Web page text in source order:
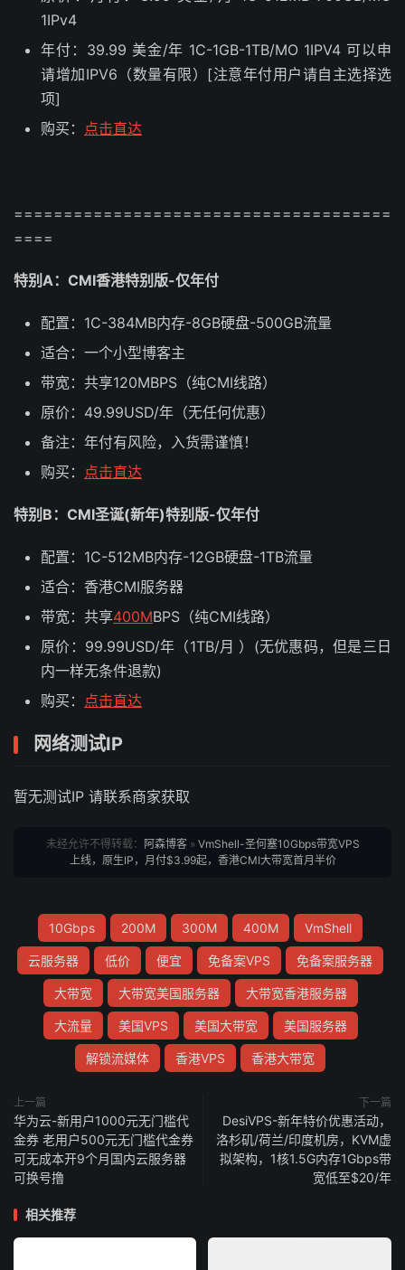
1IPv4
年付：39.99 美金/年 1C-1GB-1TB/MO 1IPV4 可以申
请增加IPV6（数量有限）[注意年付用户请自主选择选
项]
购买： 点击直达
======================================
====
特别A： CMI香港特别版-仅年付
配置：1C-384MB内存-8GB硬盘-500GB流量
适合：一个小型博客主
带宽：共享120MBPS（纯CMI线路）
原价：49.99USD/年（无任何优惠）
备注：年付有风险，入货需谨慎！
购买： 点击直达
特别B： CMI圣诞(新年)特别版-仅年付
配置：1C-512MB内存-12GB硬盘-1TB流量
适合：香港CMI服务器
带宽：共享400MBPS（纯CMI线路）
原价：99.99USD/年（1TB/月 ）(无优惠码，但是三日
内一样无条件退款)
购买： 点击直达
网络测试IP
暂无测试IP 请联系商家获取
未经允许不得转载： 阿森博客» VmShell-圣何塞10Gbps带宽VPS
上线，原生IP，月付$3.99起，香港CMI大带宽首月半价
10Gbps 200M 300M 400M VmShell
云服务器 低价 便宜 免备案VPS 免备案服务器
大带宽 大带宽美国服务器 大带宽香港服务器
大流量 美国VPS 美国大带宽 美国服务器
解锁流媒体 香港VPS 香港大带宽
上一篇
华为云-新用户1000元无门槛代
金券 老用户500元无门槛代金券
可无成本开9个月国内云服务器
可换号撸
下一篇
DesiVPS-新年特价优惠活动，
洛杉矶/荷兰/印度机房，KVM虚
拟架构，1核1.5G内存1Gbps带
宽低至$20/年
相关推荐